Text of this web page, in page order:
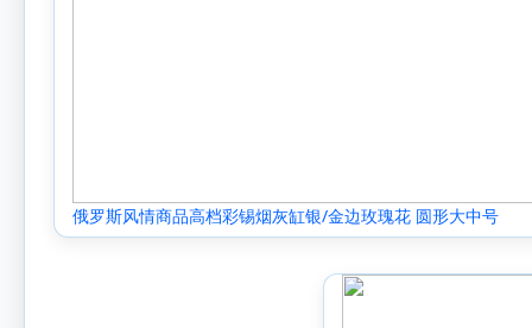
俄罗斯风情商品高档彩锡烟灰缸银/金边玫瑰花 圆形大中号